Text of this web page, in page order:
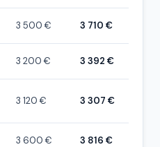
3 500 € 3 710 €
3 200 € 3 392 €
3 120 € 3 307 €
3 600 € 3 816 €